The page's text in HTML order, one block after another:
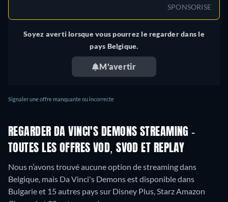
SPONSORISE
Soyez averti lorsque vous pourrez le regarder dans le
pays Belgique.
M'avertir
Signaler une offre manquante ou incorrecte
REGARDER DA VINCI'S DEMONS STREAMING -
TOUTES LES OFFRES VOD, SVOD ET REPLAY
Nous n’avons trouvé aucune option de streaming dans
Belgique, mais Da Vinci's Demons est disponible dans
Bulgarie et 15 autres pays sur Disney Plus, Starz Amazon